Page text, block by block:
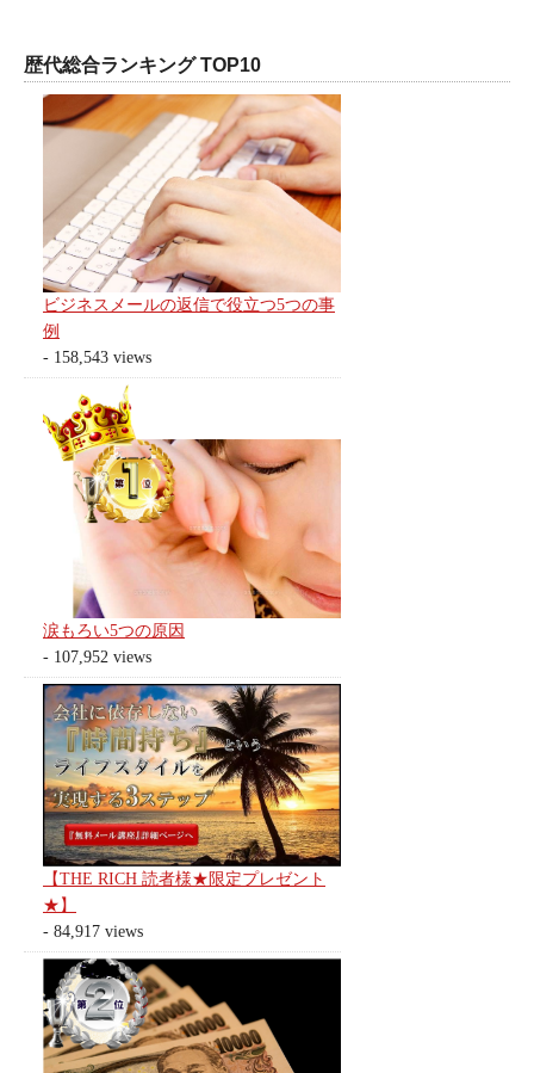
歴代総合ランキング TOP10
ビジネスメールの返信で役立つ5つの事
例
- 158,543 views
涙もろい5つの原因
- 107,952 views
【THE RICH 読者様★限定プレゼント
★】
- 84,917 views